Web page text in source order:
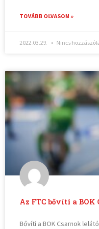
TOVÁBB OLVASOM »
2022.03.29. Nincs
Az FTC bővíti a
Bővíti a BOK Csarnok